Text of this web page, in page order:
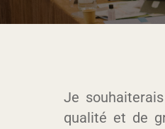
Je
qualité et de